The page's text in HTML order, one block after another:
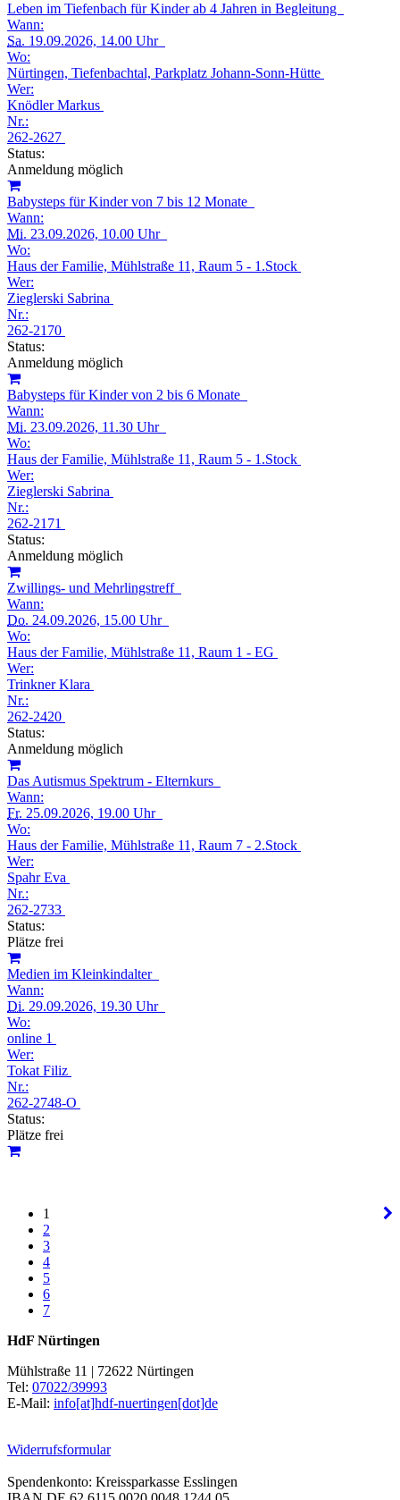
Leben im Tiefenbach für Kinder ab 4 Jahren in Begleitung
Wann:
Sa. 19.09.2026, 14.00 Uhr
Wo:
Nürtingen, Tiefenbachtal, Parkplatz Johann-Sonn-Hütte
Wer:
Knödler Markus
Nr.:
262-2627
Status:
Anmeldung möglich
Babysteps für Kinder von 7 bis 12 Monate
Wann:
Mi. 23.09.2026, 10.00 Uhr
Wo:
Haus der Familie, Mühlstraße 11, Raum 5 - 1.Stock
Wer:
Zieglerski Sabrina
Nr.:
262-2170
Status:
Anmeldung möglich
Babysteps für Kinder von 2 bis 6 Monate
Wann:
Mi. 23.09.2026, 11.30 Uhr
Wo:
Haus der Familie, Mühlstraße 11, Raum 5 - 1.Stock
Wer:
Zieglerski Sabrina
Nr.:
262-2171
Status:
Anmeldung möglich
Zwillings- und Mehrlingstreff
Wann:
Do. 24.09.2026, 15.00 Uhr
Wo:
Haus der Familie, Mühlstraße 11, Raum 1 - EG
Wer:
Trinkner Klara
Nr.:
262-2420
Status:
Anmeldung möglich
Das Autismus Spektrum - Elternkurs
Wann:
Fr. 25.09.2026, 19.00 Uhr
Wo:
Haus der Familie, Mühlstraße 11, Raum 7 - 2.Stock
Wer:
Spahr Eva
Nr.:
262-2733
Status:
Plätze frei
Medien im Kleinkindalter
Wann:
Di. 29.09.2026, 19.30 Uhr
Wo:
online 1
Wer:
Tokat Filiz
Nr.:
262-2748-O
Status:
Plätze frei
1
2
3
4
5
6
7
HdF Nürtingen
Mühlstraße 11 | 72622 Nürtingen
Tel: 07022/39993
E-Mail: info[at]hdf-nuertingen[dot]de
Widerrufsformular
Spendenkonto: Kreissparkasse Esslingen